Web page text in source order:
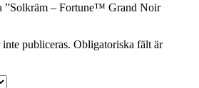
”Solkräm – Fortune™ Grand Noir
publiceras. Obligatoriska fält är